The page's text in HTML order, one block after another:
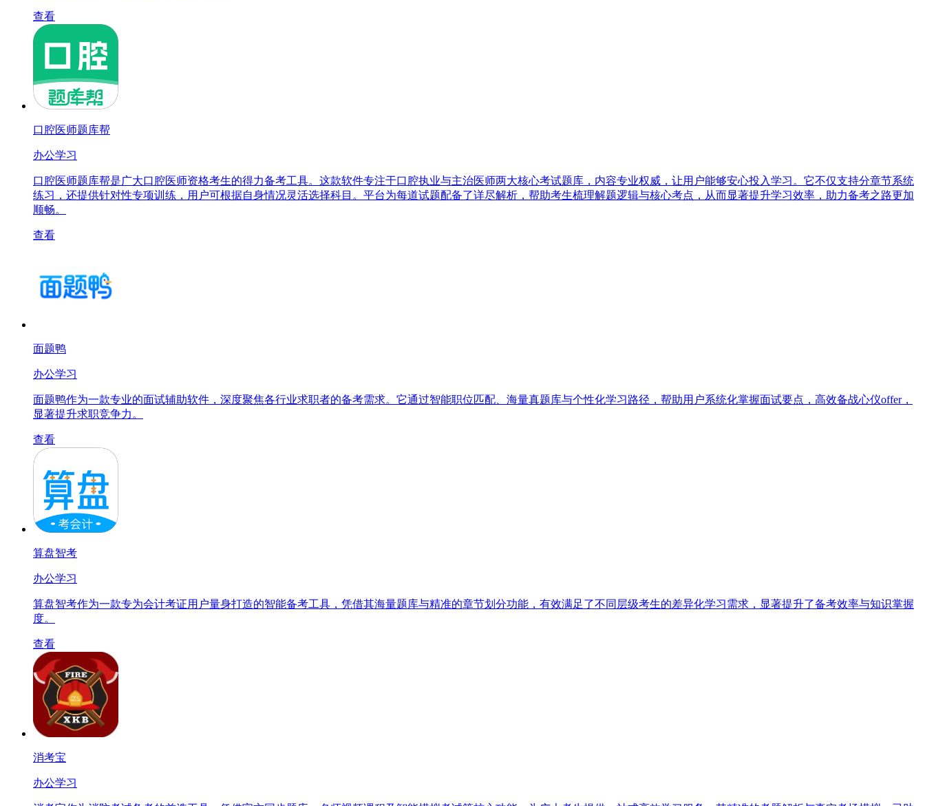
查看
口腔医师题库帮
办公学习
口腔医师题库帮是广大口腔医师资格考生的得力备考工具。这款软件专注于口腔执业与主治医师两大核心考试题库，内容专业权威，让用户能够安心投入学习。它不仅支持分章节系统
练习，还提供针对性专项训练，用户可根据自身情况灵活选择科目。平台为每道试题配备了详尽解析，帮助考生梳理解题逻辑与核心考点，从而显著提升学习效率，助力备考之路更加
顺畅。
查看
面题鸭
办公学习
面题鸭作为一款专业的面试辅助软件，深度聚焦各行业求职者的备考需求。它通过智能职位匹配、海量真题库与个性化学习路径，帮助用户系统化掌握面试要点，高效备战心仪offer，
显著提升求职竞争力。
查看
算盘智考
办公学习
算盘智考作为一款专为会计考证用户量身打造的智能备考工具，凭借其海量题库与精准的章节划分功能，有效满足了不同层级考生的差异化学习需求，显著提升了备考效率与知识掌握
度。
查看
消考宝
办公学习